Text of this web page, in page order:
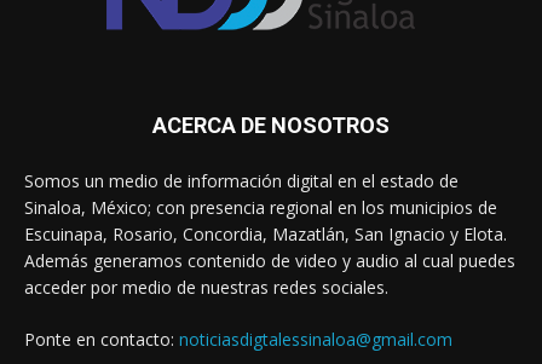
ACERCA DE NOSOTROS
Somos un medio de información digital en el estado de
Sinaloa, México; con presencia regional en los municipios de
Escuinapa, Rosario, Concordia, Mazatlán, San Ignacio y Elota.
Además generamos contenido de video y audio al cual puedes
acceder por medio de nuestras redes sociales.
Ponte en contacto: noticiasdigtalessinaloa@gmail.com